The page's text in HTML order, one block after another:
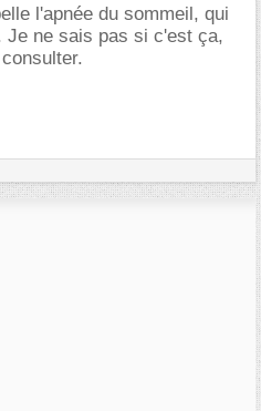
l'apnée du sommeil, qui
Je ne sais pas si c'est ça,